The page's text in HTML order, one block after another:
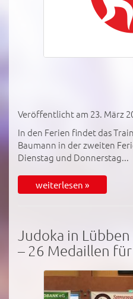
Veröffentlicht am 23. März
In den Ferien findet das
Baumann in der zweiten
Dienstag und Donnerstag...
weiterlesen »
Judoka in
– 26 Medaillen